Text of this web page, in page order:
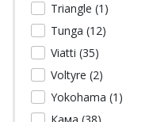
Triangle (1 )
Tunga (12)
Viatti (35)
Voltyre (2)
Yokohama (1 )